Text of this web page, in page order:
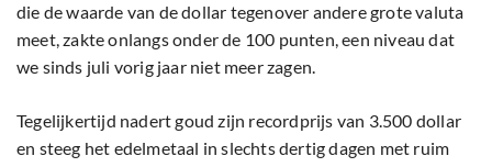
die de waarde van de dollar tegenover andere grote valuta
meet, zakte onlangs onder de 100 punten, een niveau dat
we sinds juli vorig jaar niet meer zagen.
Tegelijkertijd nadert goud zijn recordprijs van 3.500 dollar
en steeg het edelmetaal in slechts dertig dagen met ruim